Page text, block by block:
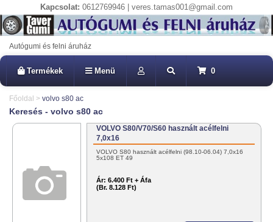
Kapcsolat: 0612769946 | veres.tamas001@gmail.com
Autógumi és felni áruház
Termékek Menü 0
Főoldal > volvo s80 ac
Keresés - volvo s80 ac
VOLVO S80/V70/S60 használt acélfelni
7,0x16
VOLVO S80 használt acélfelni (98.10-06.04) 7,0x16
5x108 ET 49
Ár: 6.400 Ft + Áfa
(Br. 8.128 Ft)